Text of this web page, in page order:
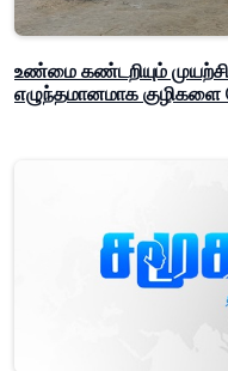
உண்மை கண்டறியும்
எழுந்தமானமாக